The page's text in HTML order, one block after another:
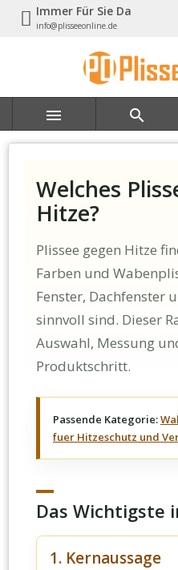
Immer Für Sie Da
info@plisseeonline.de
 
Welches
Hitze?
Plissee gegen Hitze
Farben und
Fenster, Dachfenster
sinnvoll sind. Dieser
Auswahl, Messung
Produktschritt.
Passende Kategorie:
fuer Hitzeschutz und
Das Wichtigste
1. Kernaussage